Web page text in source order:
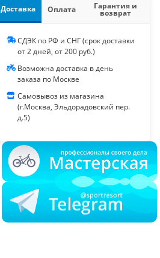
Доставка Оплата Гарантия и
возврат
СДЭК по РФ и СНГ (срок доставки
от 2 дней, от 200 руб.)
Возможна доставка в день
заказа по Москве
Самовывоз из магазина
(г.Москва, Эльдорадовский пер.
д.5)